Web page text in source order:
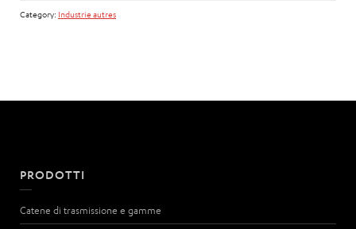
Category: Industrie autres
PRODOTTI
Catene di trasmissione e gamme